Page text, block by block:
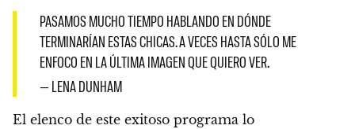
PASAMOS MUCHO TIEMPO HABLANDO EN DÓNDE
TERMINARÍAN ESTAS CHICAS. A VECES HASTA SÓLO ME
ENFOCO EN LA ÚLTIMA IMAGEN QUE QUIERO VER.
— LENA DUNHAM
El elenco de este exitoso programa lo